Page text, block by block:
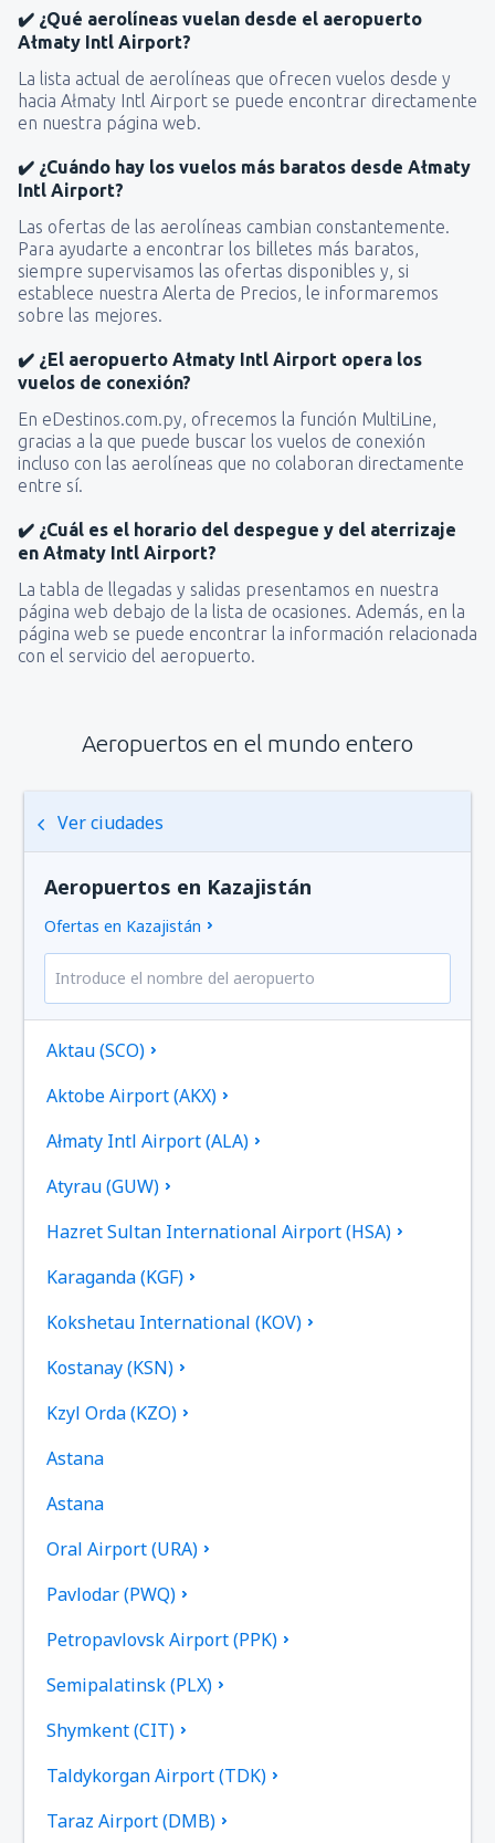
✔️ ¿Qué aerolíneas vuelan desde el aeropuerto
Ałmaty Intl Airport?
La lista actual de aerolíneas que ofrecen vuelos desde y
hacia Ałmaty Intl Airport se puede encontrar directamente
en nuestra página web.
✔️ ¿Cuándo hay los vuelos más baratos desde Ałmaty
Intl Airport?
Las ofertas de las aerolíneas cambian constantemente.
Para ayudarte a encontrar los billetes más baratos,
siempre supervisamos las ofertas disponibles y, si
establece nuestra Alerta de Precios, le informaremos
sobre las mejores.
✔️ ¿El aeropuerto Ałmaty Intl Airport opera los
vuelos de conexión?
En eDestinos.com.py, ofrecemos la función MultiLine,
gracias a la que puede buscar los vuelos de conexión
incluso con las aerolíneas que no colaboran directamente
entre sí.
✔️ ¿Cuál es el horario del despegue y del aterrizaje
en Ałmaty Intl Airport?
La tabla de llegadas y salidas presentamos en nuestra
página web debajo de la lista de ocasiones. Además, en la
página web se puede encontrar la información relacionada
con el servicio del aeropuerto.
Aeropuertos en el mundo entero
Ver ciudades
Aeropuertos en Kazajistán
Ofertas en Kazajistán
Aktau (SCO)
Aktobe Airport (AKX)
Ałmaty Intl Airport (ALA)
Atyrau (GUW)
Hazret Sultan International Airport (HSA)
Karaganda (KGF)
Kokshetau International (KOV)
Kostanay (KSN)
Kzyl Orda (KZO)
Astana
Astana
Oral Airport (URA)
Pavlodar (PWQ)
Petropavlovsk Airport (PPK)
Semipalatinsk (PLX)
Shymkent (CIT)
Taldykorgan Airport (TDK)
Taraz Airport (DMB)